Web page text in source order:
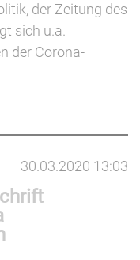
der Zeitung des
sich u.a.
der Corona-
30.03.2020 13:03